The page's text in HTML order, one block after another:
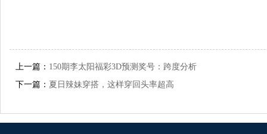
上一篇： 150期李太阳福彩3D预测奖号：跨度分析
下一篇： 夏日辣妹穿搭，这样穿回头率超高